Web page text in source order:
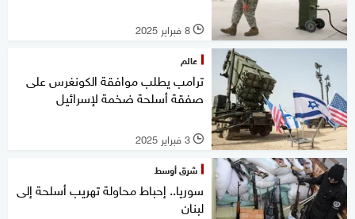
l 8 فبراير 2025
عالم
ترامب يطلب موافقة الكونغرس على
صفقة أسلحة ضخمة لإسرائيل
l 3 فبراير 2025
شرق أوسط
سوريا.. إحباط محاولة تهريب أسلحة إلى
لبنان